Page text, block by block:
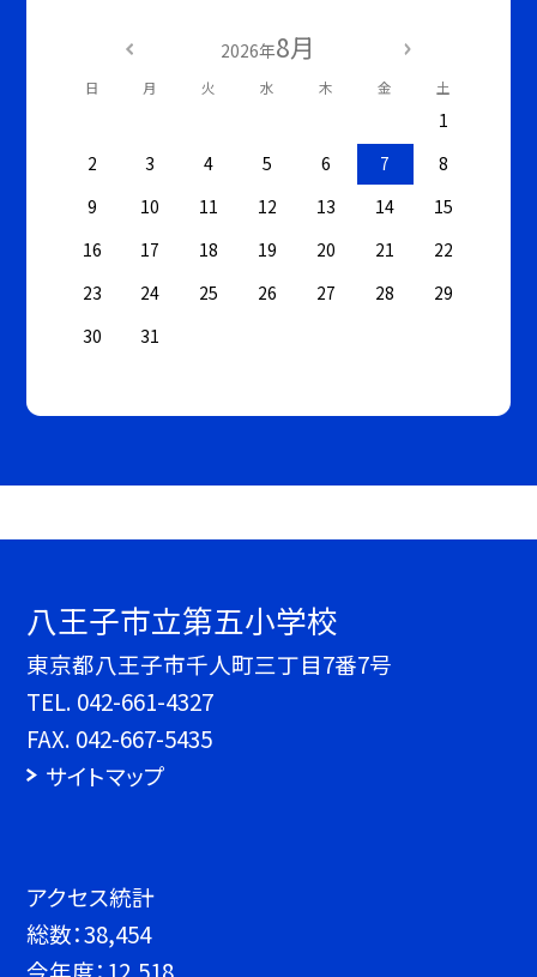
2026年8月
日 月 火 水 木 金 土
1
2
3 4 5 6 7
8
9
10 11 12 13 14
15
16
17 18 19 20 21
22
23
24 25 26 27 28
29
30
31
八王子市立第五小学校
東京都八王子市千人町三丁目7番7号
TEL. 042-661-4327
FAX. 042-667-5435
サイトマップ
アクセス統計
総数：38,454
今年度： 12,518